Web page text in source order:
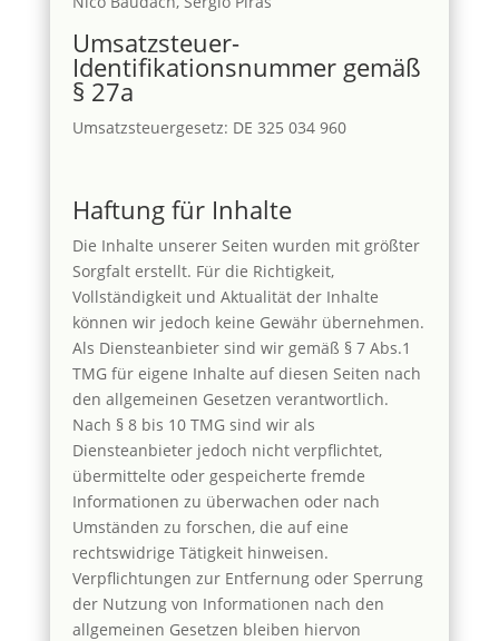
Umsatzsteuer-
Identifikationsnummer gemäß
§ 27a
Umsatzsteuergesetz: DE 325 034 960
Haftung für Inhalte
Die Inhalte unserer Seiten wurden mit größter
Sorgfalt erstellt. Für die Richtigkeit,
Vollständigkeit und Aktualität der Inhalte
können wir jedoch keine Gewähr übernehmen.
Als Diensteanbieter sind wir gemäß § 7 Abs.1
TMG für eigene Inhalte auf diesen Seiten nach
den allgemeinen Gesetzen verantwortlich.
Nach § 8 bis 10 TMG sind wir als
Diensteanbieter jedoch nicht verpflichtet,
übermittelte oder gespeicherte fremde
Informationen zu überwachen oder nach
Umständen zu forschen, die auf eine
rechtswidrige Tätigkeit hinweisen.
Verpflichtungen zur Entfernung oder Sperrung
der Nutzung von Informationen nach den
allgemeinen Gesetzen bleiben hiervon